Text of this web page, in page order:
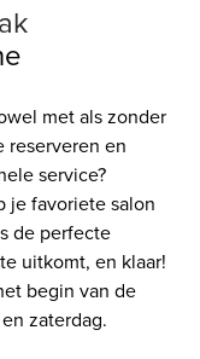
met als zonder
reserveren en
service?
je favoriete salon
de perfecte
uitkomt, en klaar!
begin van de
zaterdag.